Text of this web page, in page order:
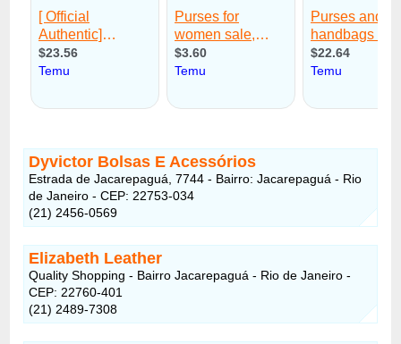
Dyvictor Bolsas E Acessórios
Estrada de Jacarepaguá, 7744 - Bairro: Jacarepaguá - Rio
de Janeiro - CEP: 22753-034
(21) 2456-0569
Elizabeth Leather
Quality Shopping - Bairro Jacarepaguá - Rio de Janeiro -
CEP: 22760-401
(21) 2489-7308